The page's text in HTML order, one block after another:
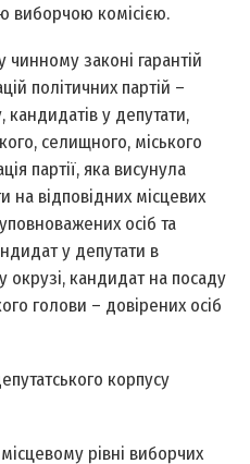
виборчою комісією.
законі гарантій
політичних партій –
кандидатів у депутати,
селищного, міського
партії, яка висунула
на відповідних місцевих
осіб та
у депутати в
кандидат на посаду
голови – довірених осіб
корпусу
рівні виборчих